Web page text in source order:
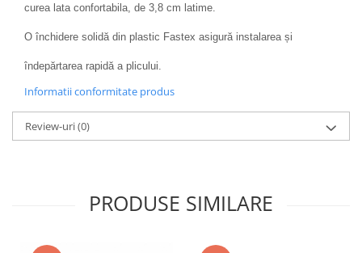
curea lata confortabila, de 3,8 cm latime.
O închidere solidă din plastic Fastex asigură instalarea și
îndepărtarea rapidă a plicului.
Informatii conformitate produs
Review-uri(0)
PRODUSE SIMILARE